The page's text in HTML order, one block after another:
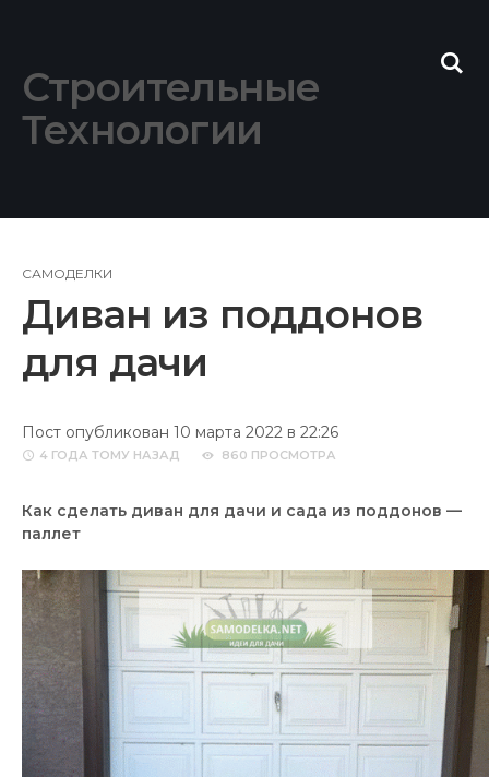
Строительные
Технологии
САМОДЕЛКИ
Диван из поддонов
для дачи
Пост опубликован 10 марта 2022 в 22:26
4 ГОДА ТОМУ НАЗАД 860 ПРОСМОТРА
Как сделать диван для дачи и сада из поддонов —
паллет